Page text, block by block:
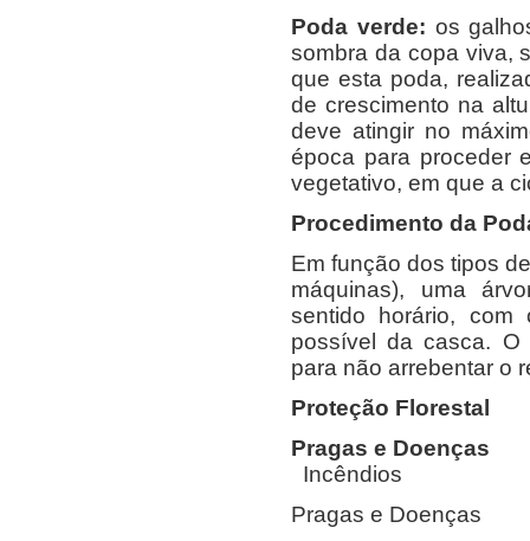
Poda verde: os
sombra da copa viva,
que esta poda,
de crescimento na
deve atingir no
época para proceder
vegetativo, em que a
Procedimento da
Em função dos tipos
máquinas), uma
sentido horário,
possível da casca.
para não arrebentar o
Proteção Florestal
Pragas e Doenças
Incêndios
Pragas e